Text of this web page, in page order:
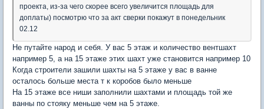
проекта, из-за чего скорее всего увеличится площадь для
доплаты) посмотрю что за акт сверки покажут в понедельник
02.12
Не путайте народ и себя. У вас 5 этаж и количество вентшахт
например 5, а на 15 этаже этих шахт уже становится например 10
Когда строители зашили шахты на 5 этаже у вас в ванне
осталось больше места т к коробов было меньше
На 15 этаже все ниши заполнили шахтами и площадь той же
ванны по стояку меньше чем на 5 этаже.